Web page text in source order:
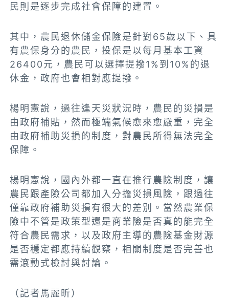
民則是逐步完成社會保障的建置。
其中，農民退休儲金保險是針對65歲以下、具
有農保身分的農民，投保是以每月基本工資
26400元，農民可以選擇提撥1%到10%的退
休金，政府也會相對應提撥。
楊明憲說，過往逢天災狀況時，農民的災損是
由政府補貼，然而極端氣候愈來愈嚴重，完全
由政府補助災損的制度，對農民所得無法完全
保障。
楊明憲說，國內外都一直在推行農險制度，讓
農民跟產險公司都加入分擔災損風險，跟過往
僅靠政府補助災損有很大的差別。當然農業保
險中不管是政策型還是商業險是否真的能完全
符合農民需求，以及政府主導的農險基金財源
是否穩定都應持續觀察，相關制度是否完善也
需滾動式檢討與討論。
（記者馬麗昕）